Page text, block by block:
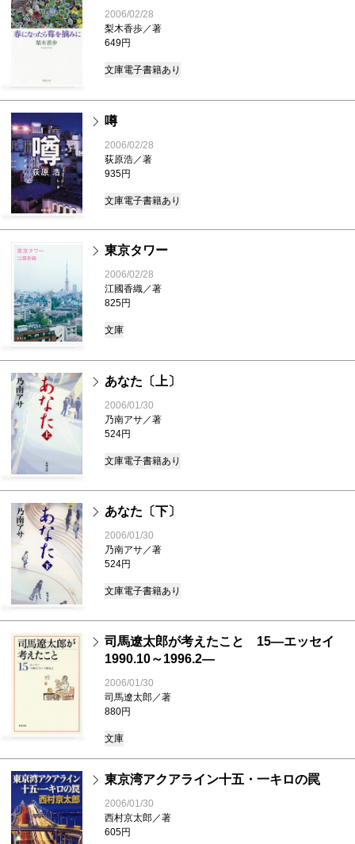
2006/02/28
梨木香歩／著
649円
文庫電子書籍あり
噂
2006/02/28
荻原浩／著
935円
文庫電子書籍あり
東京タワー
2006/02/28
江國香織／著
825円
文庫
あなた〔上〕
2006/01/30
乃南アサ／著
524円
文庫電子書籍あり
あなた〔下〕
2006/01/30
乃南アサ／著
524円
文庫電子書籍あり
司馬遼太郎が考えたこと 15―エッセイ
1990.10～1996.2―
2006/01/30
司馬遼太郎／著
880円
文庫
東京湾アクアライン十五・一キロの罠
2006/01/30
西村京太郎／著
605円